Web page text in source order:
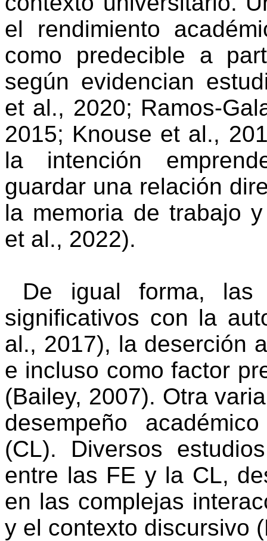
el rendimiento
como predecible a
según evidencian
et al., 2020; Ramos-
2015; Knouse et al.,
la intención
guardar una relación
la memoria de trabajo
et al., 2022).
De igual forma, las
significativos con la
al., 2017), la deserción
e incluso como factor
(Bailey, 2007). Otra
desempeño
(CL). Diversos
entre las FE y la CL,
en las complejas
y el contexto discursivo (